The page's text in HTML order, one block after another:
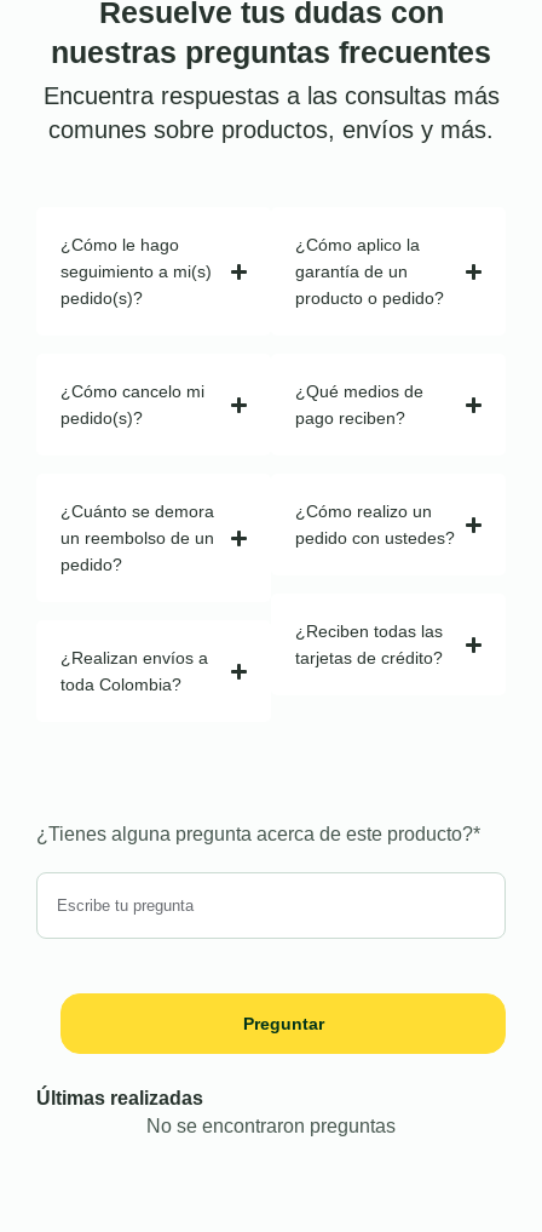
Resuelve tus dudas con
nuestras preguntas frecuentes
Encuentra respuestas a las consultas más
comunes sobre productos, envíos y más.
¿Cómo le hago
seguimiento a mi(s)
pedido(s)?
¿Cómo cancelo mi
pedido(s)?
¿Cuánto se demora
un reembolso de un
pedido?
¿Realizan envíos a
toda Colombia?
¿Cómo aplico la
garantía de un
producto o pedido?
¿Qué medios de
pago reciben?
¿Cómo realizo un
pedido con ustedes?
¿Reciben todas las
tarjetas de crédito?
¿Tienes alguna pregunta acerca de este producto?*
Preguntar
Últimas realizadas
No se encontraron preguntas